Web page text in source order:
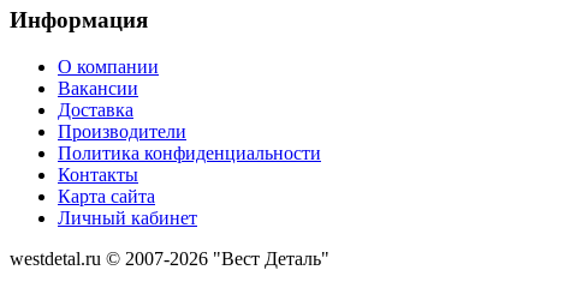
Информация
О компании
Вакансии
Доставка
Производители
Политика конфиденциальности
Контакты
Карта сайта
Личный кабинет
westdetal.ru © 2007-2026 "Вест Деталь"